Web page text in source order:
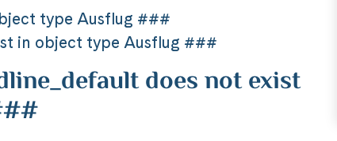
type Ausflug ###
in object type Ausflug ###
does not exist